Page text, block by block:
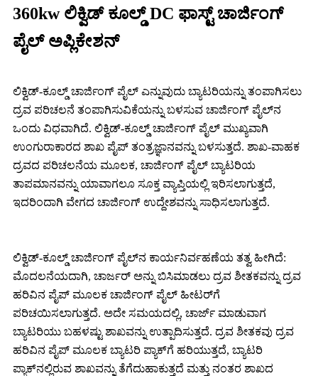
360kw ಲಿಕ್ವಿಡ್ ಕೂಲ್ಡ್ DC ಫಾಸ್ಟ್ ಚಾರ್ಜಿಂಗ್
ಪೈಲ್ ಅಪ್ಲಿಕೇಶನ್
ಲಿಕ್ವಿಡ್-ಕೂಲ್ಡ್ ಚಾರ್ಜಿಂಗ್ ಪೈಲ್ ಎನ್ನುವುದು ಬ್ಯಾಟರಿಯನ್ನು ತಂಪಾಗಿಸಲು
ದ್ರವ ಪರಿಚಲನೆ ತಂಪಾಗಿಸುವಿಕೆಯನ್ನು ಬಳಸುವ ಚಾರ್ಜಿಂಗ್ ಪೈಲ್‌ನ
ಒಂದು ವಿಧವಾಗಿದೆ. ಲಿಕ್ವಿಡ್-ಕೂಲ್ಡ್ ಚಾರ್ಜಿಂಗ್ ಪೈಲ್ ಮುಖ್ಯವಾಗಿ
ಉಂಗುರಾಕಾರದ ಶಾಖ ಪೈಪ್ ತಂತ್ರಜ್ಞಾನವನ್ನು ಬಳಸುತ್ತದೆ. ಶಾಖ-ವಾಹಕ
ದ್ರವದ ಪರಿಚಲನೆಯ ಮೂಲಕ, ಚಾರ್ಜಿಂಗ್ ಪೈಲ್ ಬ್ಯಾಟರಿಯ
ತಾಪಮಾನವನ್ನು ಯಾವಾಗಲೂ ಸೂಕ್ತ ವ್ಯಾಪ್ತಿಯಲ್ಲಿ ಇರಿಸಲಾಗುತ್ತದೆ,
ಇದರಿಂದಾಗಿ ವೇಗದ ಚಾರ್ಜಿಂಗ್ ಉದ್ದೇಶವನ್ನು ಸಾಧಿಸಲಾಗುತ್ತದೆ.
ಲಿಕ್ವಿಡ್-ಕೂಲ್ಡ್ ಚಾರ್ಜಿಂಗ್ ಪೈಲ್‌ನ ಕಾರ್ಯನಿರ್ವಹಣೆಯ ತತ್ವ ಹೀಗಿದೆ:
ಮೊದಲನೆಯದಾಗಿ, ಚಾರ್ಜರ್ ಅನ್ನು ಬಿಸಿಮಾಡಲು ದ್ರವ ಶೀತಕವನ್ನು ದ್ರವ
ಹರಿವಿನ ಪೈಪ್ ಮೂಲಕ ಚಾರ್ಜಿಂಗ್ ಪೈಲ್ ಹೀಟರ್‌ಗೆ
ಪರಿಚಯಿಸಲಾಗುತ್ತದೆ. ಅದೇ ಸಮಯದಲ್ಲಿ, ಚಾರ್ಜ್ ಮಾಡುವಾಗ
ಬ್ಯಾಟರಿಯು ಬಹಳಷ್ಟು ಶಾಖವನ್ನು ಉತ್ಪಾದಿಸುತ್ತದೆ. ದ್ರವ ಶೀತಕವು ದ್ರವ
ಹರಿವಿನ ಪೈಪ್ ಮೂಲಕ ಬ್ಯಾಟರಿ ಪ್ಯಾಕ್‌ಗೆ ಹರಿಯುತ್ತದೆ, ಬ್ಯಾಟರಿ
ಪ್ಯಾಕ್‌ನಲ್ಲಿರುವ ಶಾಖವನ್ನು ತೆಗೆದುಹಾಕುತ್ತದೆ ಮತ್ತು ನಂತರ ಶಾಖದ